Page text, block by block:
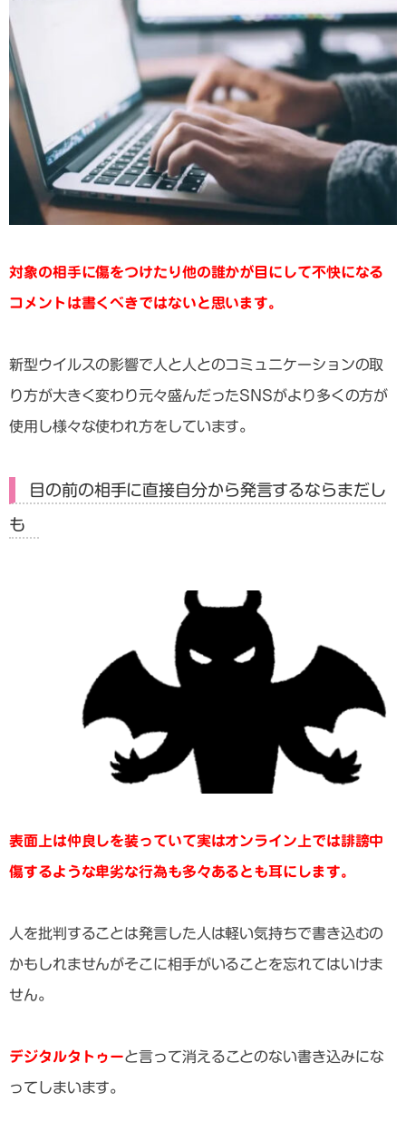
対象の相手に傷をつけたり他の誰かが目にして不快になる
コメントは書くべきではないと思います。
新型ウイルスの影響で人と人とのコミュニケーションの取
り方が大きく変わり元々盛んだったSNSがより多くの方が
使用し様々な使われ方をしています。
目の前の相手に直接自分から発言するならまだし
も
表面上は仲良しを装っていて実はオンライン上では誹謗中
傷するような卑劣な行為も多々あるとも耳にします。
人を批判することは発言した人は軽い気持ちで書き込むの
かもしれませんがそこに相手がいることを忘れてはいけま
せん。
デジタルタトゥーと言って消えることのない書き込みにな
ってしまいます。